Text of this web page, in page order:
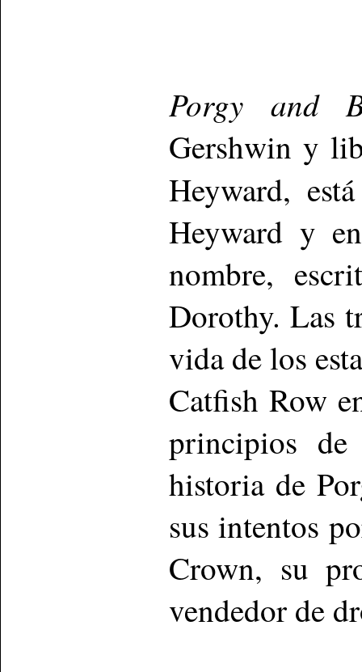
Porgy and
Gershwin y
Heyward,
Heyward y
nombre,
Dorothy. Las
vida de los
Catfish Row
principios
historia de
sus intentos
Crown, su
vendedor de